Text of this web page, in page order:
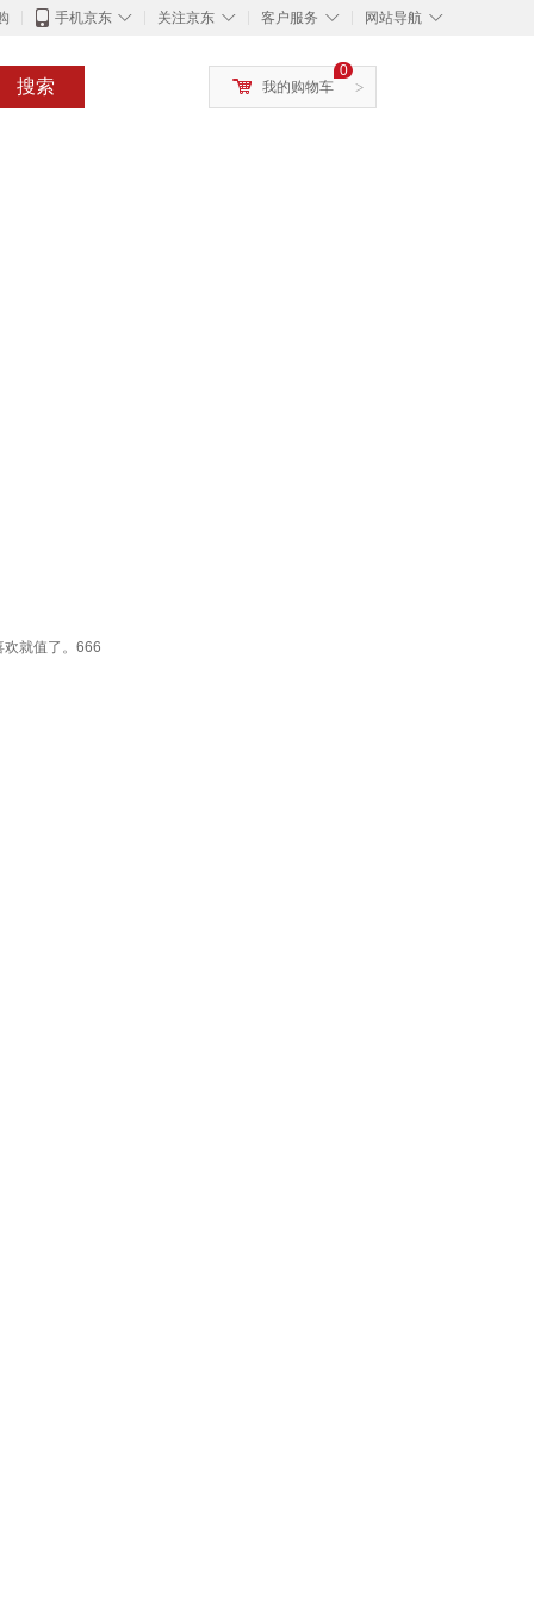
◇
手机京东 ◇
关注京东 ◇
客户服务 ◇
网站导航
搜索 >
0
我的购物车
欢就值了。666